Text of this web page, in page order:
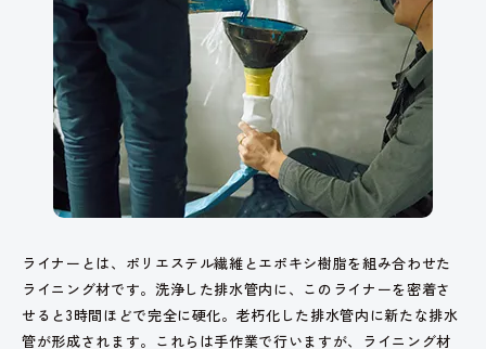
ライナーとは、ポリエステル繊維とエポキシ樹脂を組み合わせた
ライニング材です。洗浄した排水管内に、このライナーを密着さ
せると3時間ほどで完全に硬化。老朽化した排水管内に新たな排水
管が形成されます。これらは手作業で行いますが、ライニング材